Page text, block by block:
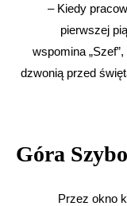
– Kiedy
pierwszej
wspomina
dzwonią przed
Góra
Przez okno